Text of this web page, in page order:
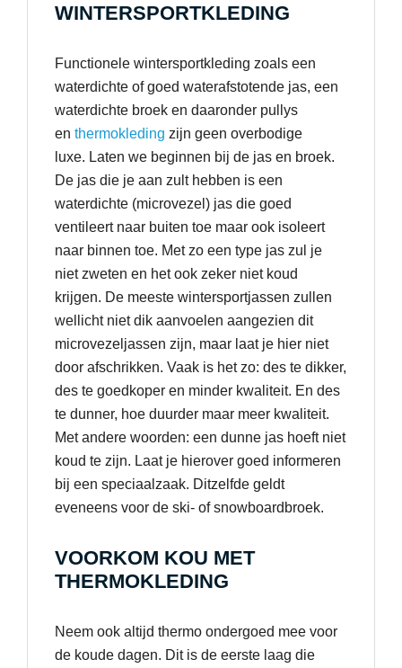
WINTERSPORTKLEDING
Functionele wintersportkleding zoals een
waterdichte of goed waterafstotende jas, een
waterdichte broek en daaronder pullys
en thermokleding zijn geen overbodige
luxe. Laten we beginnen bij de jas en broek.
De jas die je aan zult hebben is een
waterdichte (microvezel) jas die goed
ventileert naar buiten toe maar ook isoleert
naar binnen toe. Met zo een type jas zul je
niet zweten en het ook zeker niet koud
krijgen. De meeste wintersportjassen zullen
wellicht niet dik aanvoelen aangezien dit
microvezeljassen zijn, maar laat je hier niet
door afschrikken. Vaak is het zo: des te dikker,
des te goedkoper en minder kwaliteit. En des
te dunner, hoe duurder maar meer kwaliteit.
Met andere woorden: een dunne jas hoeft niet
koud te zijn. Laat je hierover goed informeren
bij een speciaalzaak. Ditzelfde geldt
eveneens voor de ski- of snowboardbroek.
VOORKOM KOU MET
THERMOKLEDING
Neem ook altijd thermo ondergoed mee voor
de koude dagen. Dit is de eerste laag die